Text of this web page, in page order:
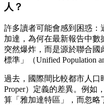
人？
許多讀者可能會感到困惑：
加達，為何在最新報告中
突然爆炸，而是源於聯合國
標準」（Unified Population
過去，國際間比較都市人口
Proper）定義的差異。例如
算「雅加達特區」，而忽